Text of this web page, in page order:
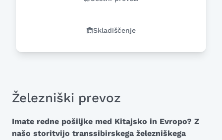
Skladiščenje
Železniški prevoz
Imate redne pošiljke med Kitajsko in Evropo? Z
našo storitvijo transsibirskega železniškega